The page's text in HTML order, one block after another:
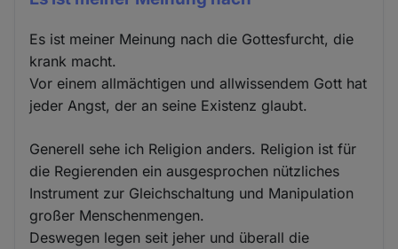
Es ist meiner Meinung nach die Gottesfurcht, die
krank macht.
Vor einem allmächtigen und allwissendem Gott hat
jeder Angst, der an seine Existenz glaubt.
Generell sehe ich Religion anders. Religion ist für
die Regierenden ein ausgesprochen nützliches
Instrument zur Gleichschaltung und Manipulation
großer Menschenmengen.
Deswegen legen seit jeher und überall die